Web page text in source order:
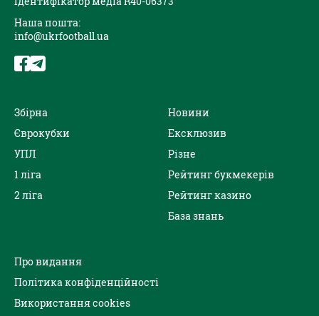
Наша пошта:
info@ukrfootball.ua
Збірна
Єврокубки
УПЛ
1 ліга
2 ліга
Новини
Ексклюзив
Різне
Рейтинг букмекерів
Рейтинг казино
База знань
Про видання
Політика конфіденційності
Використання cookies